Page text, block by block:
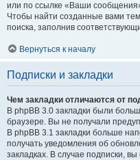
или по ссылке «Ваши
Чтобы найти созданные вами
поиска, заполнив
Вернуться к началу
Подписки и закладки
Чем закладки отличаются от
В phpBB 3.0 закладки были
браузере. Вы не получали
В phpBB 3.1 закладки больше
получать уведомления об
закладках. В случае подписки,